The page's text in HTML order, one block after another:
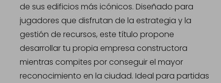
de sus edificios más icónicos. Diseñado para
jugadores que disfrutan de la estrategia y la
gestión de recursos, este título propone
desarrollar tu propia empresa constructora
mientras compites por conseguir el mayor
reconocimiento en la ciudad. Ideal para partidas